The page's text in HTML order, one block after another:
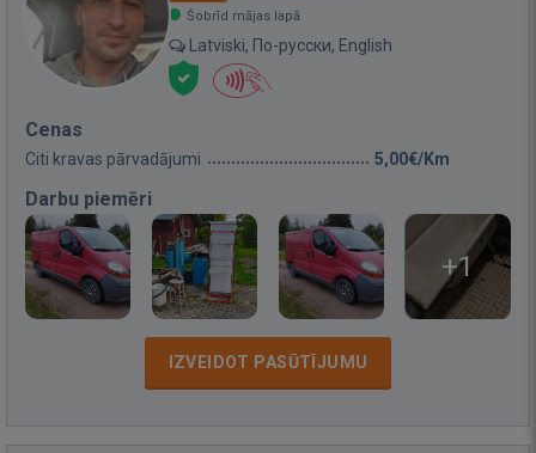
Šobrīd mājas lapā
Latviski, По-русски, English
Cenas
Citi kravas pārvadājumi 5,00€/Km
Darbu piemēri
+1
IZVEIDOT PASŪTĪJUMU